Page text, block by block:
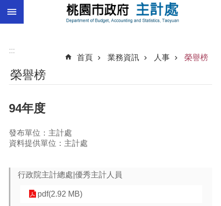
跳到主要內容區塊
計
決
進
階
尋
:::
首頁
業務資訊 人事 榮譽榜
榮譽榜
94年度
發布單位：主計處
資料提供單位：主計處
行政院主計總處|優秀主計人員
pdf(2.92 MB)